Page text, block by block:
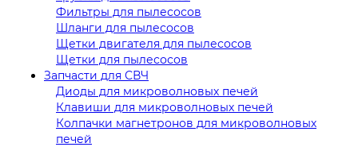
Фильтры для пылесосов
Шланги для пылесосов
Щетки двигателя для пылесосов
Щетки для пылесосов
Запчасти для СВЧ
Диоды для микроволновых печей
Клавиши для микроволновых печей
Колпачки магнетронов для микроволновых
печей